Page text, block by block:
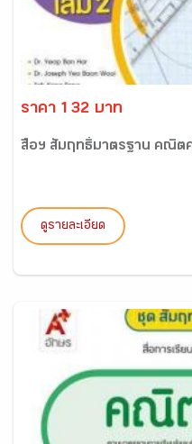
ราคา 132 บาท
สื่อฯ สัมฤทธิ์มาตรฐาน คณิตศ
ดูรายละเอียด